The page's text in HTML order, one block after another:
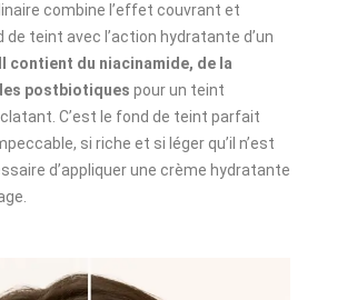
combine l’effet couvrant et
de teint avec l’action hydratante d’un
Il contient du niacinamide, de la
postbiotiques pour un teint
C’est le fond de teint parfait
si riche et si léger qu’il n’est
d’appliquer une crème hydratante